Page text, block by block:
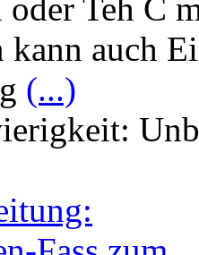
oder Teh C
kann auch
(...)